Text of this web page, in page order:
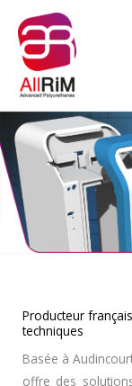
contenu
Producteur
techniques
Basée à
offre des